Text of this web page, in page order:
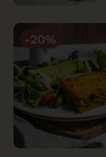
-20%